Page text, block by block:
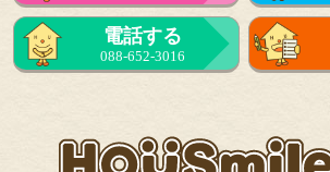
電話する
088-652-3016